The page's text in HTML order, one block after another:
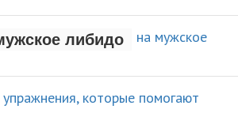
негативно
либидо
упражнения,
легко
на